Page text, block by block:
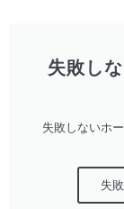
失敗し
失敗しないホ
失